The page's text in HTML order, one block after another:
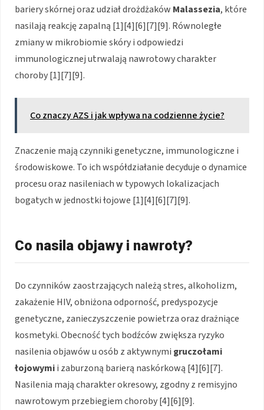
bariery skórnej oraz udział drożdżaków Malassezia, które
nasilają reakcję zapalną [1][4][6][7][9]. Równoległe
zmiany w mikrobiomie skóry i odpowiedzi
immunologicznej utrwalają nawrotowy charakter
choroby [1][7][9].
Co znaczy AZS i jak wpływa na codzienne życie?
Znaczenie mają czynniki genetyczne, immunologiczne i
środowiskowe. To ich współdziałanie decyduje o dynamice
procesu oraz nasileniach w typowych lokalizacjach
bogatych w jednostki łojowe [1][4][6][7][9].
Co nasila objawy i nawroty?
Do czynników zaostrzających należą stres, alkoholizm,
zakażenie HIV, obniżona odporność, predyspozycje
genetyczne, zanieczyszczenie powietrza oraz drażniące
kosmetyki. Obecność tych bodźców zwiększa ryzyko
nasilenia objawów u osób z aktywnymi gruczołami
łojowymii zaburzoną barierą naskórkową [4][6][7].
Nasilenia mają charakter okresowy, zgodny z remisyjno
nawrotowym przebiegiem choroby [4][6][9].